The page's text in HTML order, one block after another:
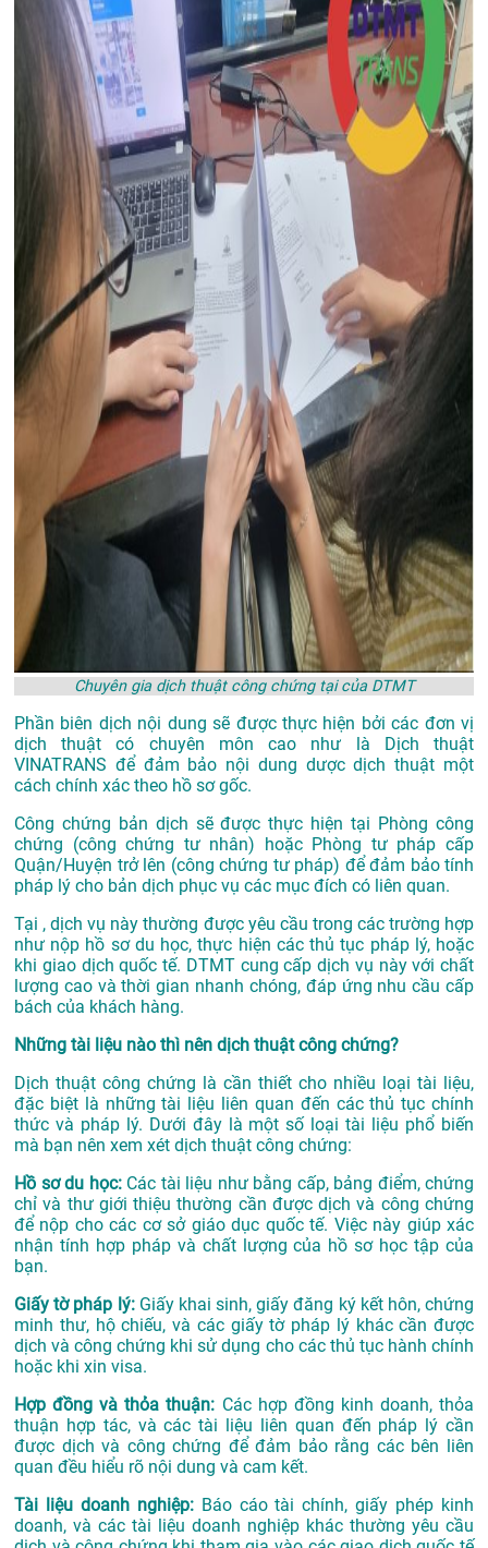
Chuyên gia dịch thuật công chứng tại của DTMT
Phần biên dịch nội dung sẽ được thực hiện bởi các đơn vị
dịch thuật có chuyên môn cao như là
Dịch thuật
VINATRANS để đảm bảo nội dung dược dịch thuật một
cách chính xác theo hồ sơ gốc.
Công chứng bản dịch sẽ được thực hiện tại Phòng công
chứng (công chứng tư nhân) hoặc Phòng tư pháp cấp
Quận/Huyện trở lên (công chứng tư pháp) để đảm bảo tính
pháp lý cho bản dịch phục vụ các mục đích có liên quan.
Tại , dịch vụ này thường được yêu cầu trong các trường hợp
như nộp hồ sơ du học, thực hiện các thủ tục pháp lý, hoặc
khi giao dịch quốc tế. DTMT cung cấp dịch vụ này với chất
lượng cao và thời gian nhanh chóng, đáp ứng nhu cầu cấp
bách của khách hàng.
Những tài liệu nào thì nên dịch thuật công chứng?
Dịch thuật công chứng là cần thiết cho nhiều loại tài liệu,
đặc biệt là những tài liệu liên quan đến các thủ tục chính
thức và pháp lý. Dưới đây là một số loại tài liệu phổ biến
mà bạn nên xem xét dịch thuật công chứng:
Hồ sơ du học:Các tài liệu như bằng cấp, bảng điểm, chứng
chỉ và thư giới thiệu thường cần được dịch và công chứng
để nộp cho các cơ sở giáo dục quốc tế. Việc này giúp xác
nhận tính hợp pháp và chất lượng của hồ sơ học tập của
bạn.
Giấy tờ pháp lý:Giấy khai sinh, giấy đăng ký kết hôn, chứng
minh thư, hộ chiếu, và các giấy tờ pháp lý khác cần được
dịch và công chứng khi sử dụng cho các thủ tục hành chính
hoặc khi xin visa.
Hợp đồng và thỏa thuận: Các hợp đồng kinh doanh, thỏa
thuận hợp tác, và các tài liệu liên quan đến pháp lý cần
được dịch và công chứng để đảm bảo rằng các bên liên
quan đều hiểu rõ nội dung và cam kết.
Tài liệu doanh nghiệp:Báo cáo tài chính, giấy phép kinh
doanh, và các tài liệu doanh nghiệp khác thường yêu cầu